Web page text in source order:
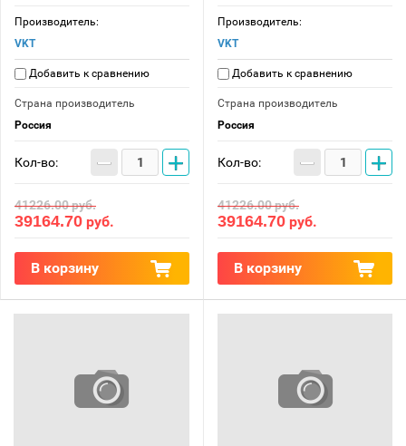
Производитель:
VKT
Добавить к сравнению
Страна производитель
Россия
Кол-во: − +
41226.00руб.
39164.70 руб.
В корзину
Производитель:
VKT
Добавить к сравнению
Страна производитель
Россия
Кол-во: − +
41226.00руб.
39164.70 руб.
В корзину